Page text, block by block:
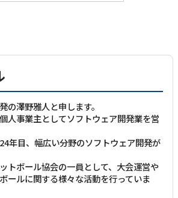
の澤野雅人と申します。
人事業主としてソフトウェア開発業を営
年目、幅広い分野のソフトウェア開発が
トボール協会の一員として、大会運営や
ールに関する様々な活動を行っていま